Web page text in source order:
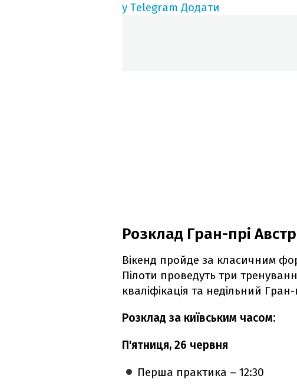
у Telegram Додати
Розклад Гран-прі
Вікенд пройде за класичним
Пілоти проведуть три
кваліфікація та недільний Гран-
Розклад за київським часом:
П'ятниця, 26 червня
Перша практика – 12:30